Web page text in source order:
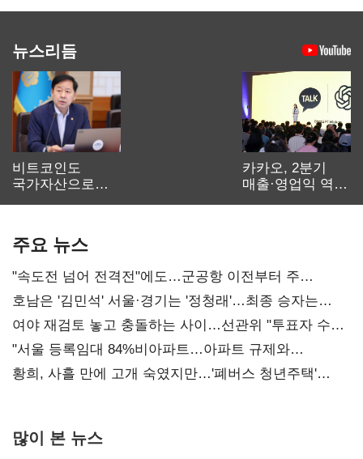
뉴스리듬
비트코인도
국가자산으로…'
카카오, 2분기
매출·영업익 역대
주요 뉴스
"속도전 넘어 전격전"에도…군공항 이전부터 주
52시간까지 '뇌관'
호남은 '김민석' 서울·경기는 '정청래'…최종 승자는
'안갯속'
여야 재검토 놓고 충돌하는 사이…선관위 "투표자 수
오차 당연"
"서울 등록임대 84%비아파트…아파트 규제와
달리해야"
황희, 사흘 만에 고개 숙였지만…'폐버스 청년주택'
많이 본 뉴스